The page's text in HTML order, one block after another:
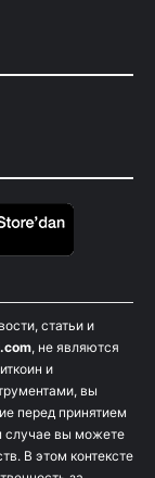
статьи и
, не являются
и
вы
перед принятием
случае вы можете
В этом контексте